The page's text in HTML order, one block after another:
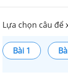
Lựa chọn câu để
Bài 1